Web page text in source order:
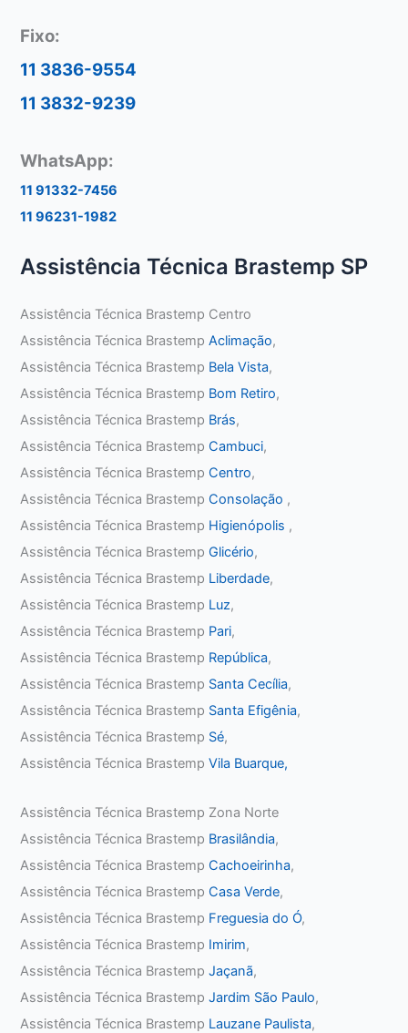
Fixo:
11 3836-9554
11 3832-9239
WhatsApp:
11 91332-7456
11 96231-1982
Assistência Técnica Brastemp SP
Assistência Técnica Brastemp Centro
Assistência Técnica BrastempAclimação,
Assistência Técnica Brastemp Bela Vista,
Assistência Técnica Brastemp Bom Retiro,
Assistência Técnica Brastemp Brás,
Assistência Técnica BrastempCambuci,
Assistência Técnica BrastempCentro,
Assistência Técnica BrastempConsolação ,
Assistência Técnica Brastemp Higienópolis ,
Assistência Técnica BrastempGlicério,
Assistência Técnica Brastemp Liberdade,
Assistência Técnica Brastemp Luz,
Assistência Técnica Brastemp Pari,
Assistência Técnica Brastemp República,
Assistência Técnica Brastemp Santa Cecília,
Assistência Técnica Brastemp Santa Efigênia,
Assistência Técnica Brastemp Sé,
Assistência Técnica BrastempVila Buarque,
Assistência Técnica Brastemp Zona Norte
Assistência Técnica Brastemp Brasilândia,
Assistência Técnica BrastempCachoeirinha,
Assistência Técnica BrastempCasa Verde,
Assistência Técnica Brastemp Freguesia do Ó,
Assistência Técnica Brastemp Imirim,
Assistência Técnica BrastempJaçanã,
Assistência Técnica BrastempJardim São Paulo,
Assistência Técnica Brastemp Lauzane Paulista,